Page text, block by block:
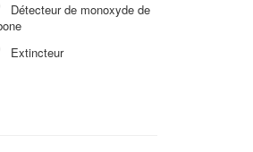
Détecteur de monoxyde de
Extincteur